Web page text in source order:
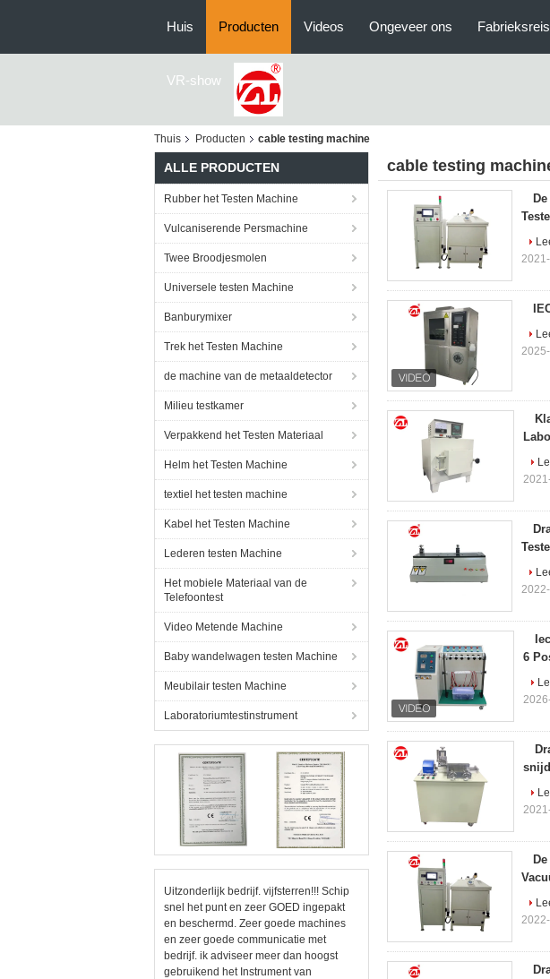
Huis Producten Videos Ongeveer ons Fabrieksreis
VR-show
Thuis Producten cable testing machine
ALLE PRODUCTEN
Rubber het Testen Machine
Vulcaniserende Persmachine
Twee Broodjesmolen
Universele testen Machine
Banburymixer
Trek het Testen Machine
de machine van de metaaldetector
Milieu testkamer
Verpakkend het Testen Materiaal
Helm het Testen Machine
textiel het testen machine
Kabel het Testen Machine
Lederen testen Machine
Het mobiele Materiaal van de
Telefoontest
Video Metende Machine
Baby wandelwagen testen Machine
Meubilair testen Machine
Laboratoriumtestinstrument
Uitzonderlijk bedrijf. vijfsterren!!! Schip
snel het punt en zeer GOED ingepakt
en beschermd. Zeer goede machines
en zeer goede communicatie met
bedrijf. ik adviseer meer dan hoogst
gebruikend het Instrument van
cable testing
6